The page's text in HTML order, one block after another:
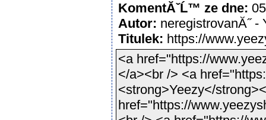
KomentĂˇĹ™ ze dne:
Autor: neregistrovanĂ˝
Titulek: https://
<a href="https://
</a><br /> <a
<strong>Yeezy</
href="https://